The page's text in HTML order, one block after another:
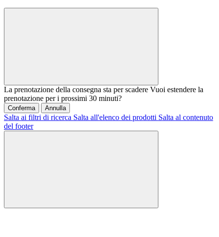
La prenotazione della consegna sta per scadere Vuoi estendere la
prenotazione per i prossimi 30 minuti?
Conferma Annulla
Salta ai filtri di ricerca Salta all'elenco dei prodotti Salta al contenuto
del footer